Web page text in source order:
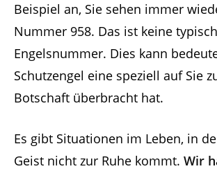
Beispiel an, Sie sehen immer
Nummer 958. Das ist keine
Engelsnummer. Dies kann
Schutzengel eine speziell auf Sie
Botschaft überbracht hat.
Es gibt Situationen im Leben, in
Geist nicht zur Ruhe kommt. Wir